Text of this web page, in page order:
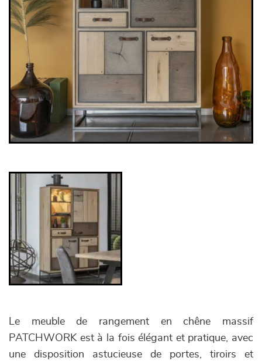
Le meuble de rangement en chêne massif
PATCHWORK est à la fois élégant et pratique, avec
une disposition astucieuse de portes, tiroirs et